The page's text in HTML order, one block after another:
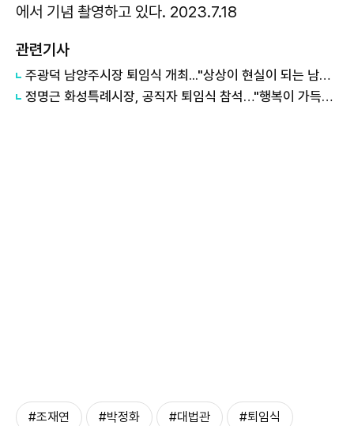
에서 기념 촬영하고 있다. 2023.7.18
관련기사
주광덕 남양주시장 퇴임식 개최..."상상이 현실이 되는 남양주 위해 달려왔다"
정명근 화성특례시장, 공직자 퇴임식 참석…"행복이 가득한 인생 2막을 맞이하시길"
#조재연 #박정화 #대법관 #퇴임식